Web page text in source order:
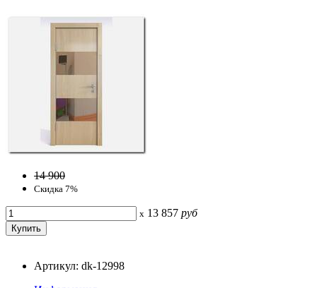
14 900
Скидка 7%
x 13 857 руб
Артикул: dk-12998